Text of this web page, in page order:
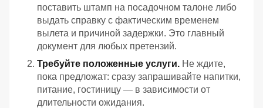
поставить штамп на посадочном талоне либо
выдать справку с фактическим временем
вылета и причиной задержки. Это главный
документ для любых претензий.
Требуйте положенные услуги. Не ждите,
пока предложат: сразу запрашивайте напитки,
питание, гостиницу — в зависимости от
длительности ожидания.